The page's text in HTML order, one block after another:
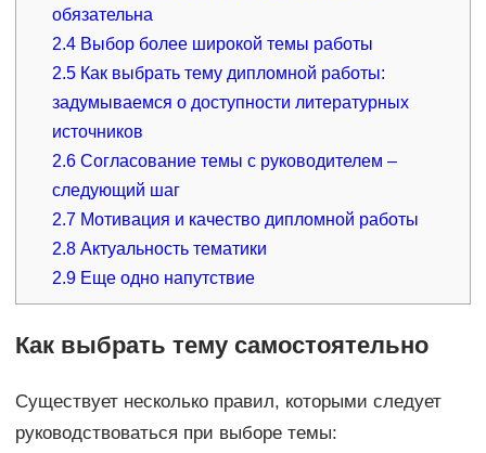
обязательна
2.4 Выбор более широкой темы работы
2.5 Как выбрать тему дипломной работы:
задумываемся о доступности литературных
источников
2.6 Согласование темы с руководителем –
следующий шаг
2.7 Мотивация и качество дипломной работы
2.8 Актуальность тематики
2.9 Еще одно напутствие
Как выбрать тему самостоятельно
Существует несколько правил, которыми следует
руководствоваться при выборе темы: